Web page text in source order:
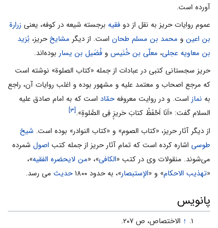
آورده است.
عموم روایات حریز به نقل از دو فقیه برجسته شیعه در کوفه، یعنی زرارة
بن اعین و محمد بن مسلم طحان است. از دیگر مشایخحریز، بُرَید
بن معاویه عجلی، معلّی‌ بن خُنَیس و فُضَیل‌ بن یسار بوده‌اند.
حریز سجستانی کتبى در عبادات از جمله «کتاب الصلوة» نوشته است
که مرجع اصحاب و معتمد علیه و مشهور بوده و اغلب روایات آن، راجع
به نماز است. و در روایت معروفهحمّاد است که به امام صادق علیه
السلام گفت: «اَنَا اَحْفَظُ کتابَ حَریزٍ فِى الصَّلوةِ».[۳]
از دیگر آثار حریز، «کتاب الصوم» و «کتاب النوادر» بوده است. شیخ
طوسی اشاره کرده است که تمام آثار حریز از جمله کتب اصول شمرده
می‌شوند. منقولات وی در کتب «الکافی»، «من لایحضره الفقیه»،
«تهذیب الاحکام» و «الإستبصار»، به حدود ۱۸۰۰ حدیث می رسد.
پانویس
↑ الاختصاص، ص ۲۰۷.